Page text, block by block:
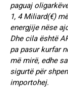
paguaj
1, 4 Miliard(€)
energjije nëse
Dhe cila është
pa pasur kurfar
më mirë, edhe
sigurtë për
importohej.